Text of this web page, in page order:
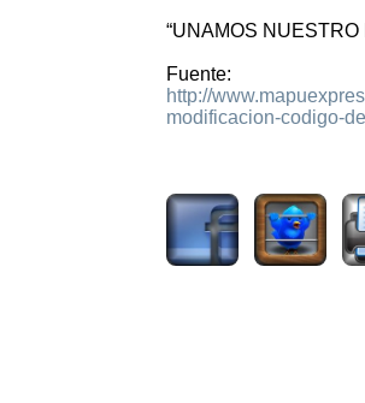
“UNAMOS
Fuente:
http://
modificacion-codigo-